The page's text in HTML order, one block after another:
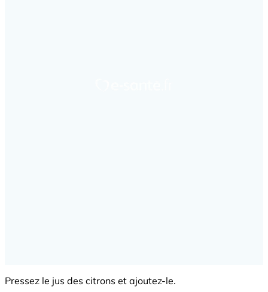
Pressez le jus des citrons et ajoutez-le.